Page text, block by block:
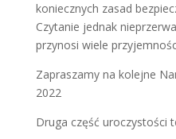
koniecznych zasad
Czytanie jednak
przynosi wiele
Zapraszamy na kolejne
2022
Druga część uroczystości